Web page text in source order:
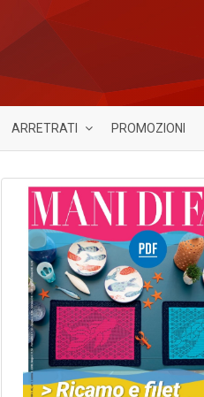
ARRETRATI PROMOZIONI